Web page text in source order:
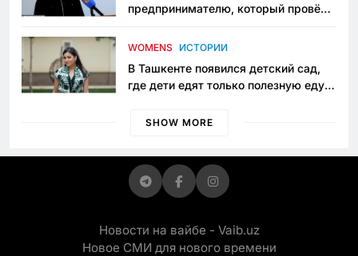
предпринимателю, который провёл
приговору
WOMENS ИСТОРИИ
В Ташкенте появился детский сад,
где дети едят только полезную еду.
просить «кашу без сахара»
SHOW MORE
Новости на вайбе - Vaib.uz
Новое СМИ для нового времени